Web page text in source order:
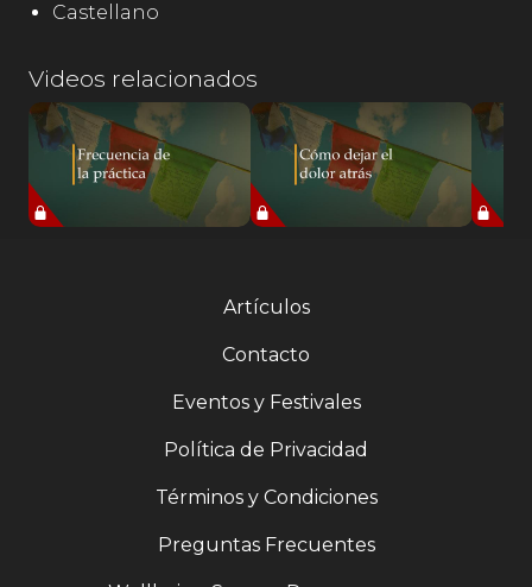
Castellano
Videos relacionados
Artículos
Contacto
Eventos y Festivales
Política de Privacidad
Términos y Condiciones
Preguntas Frecuentes